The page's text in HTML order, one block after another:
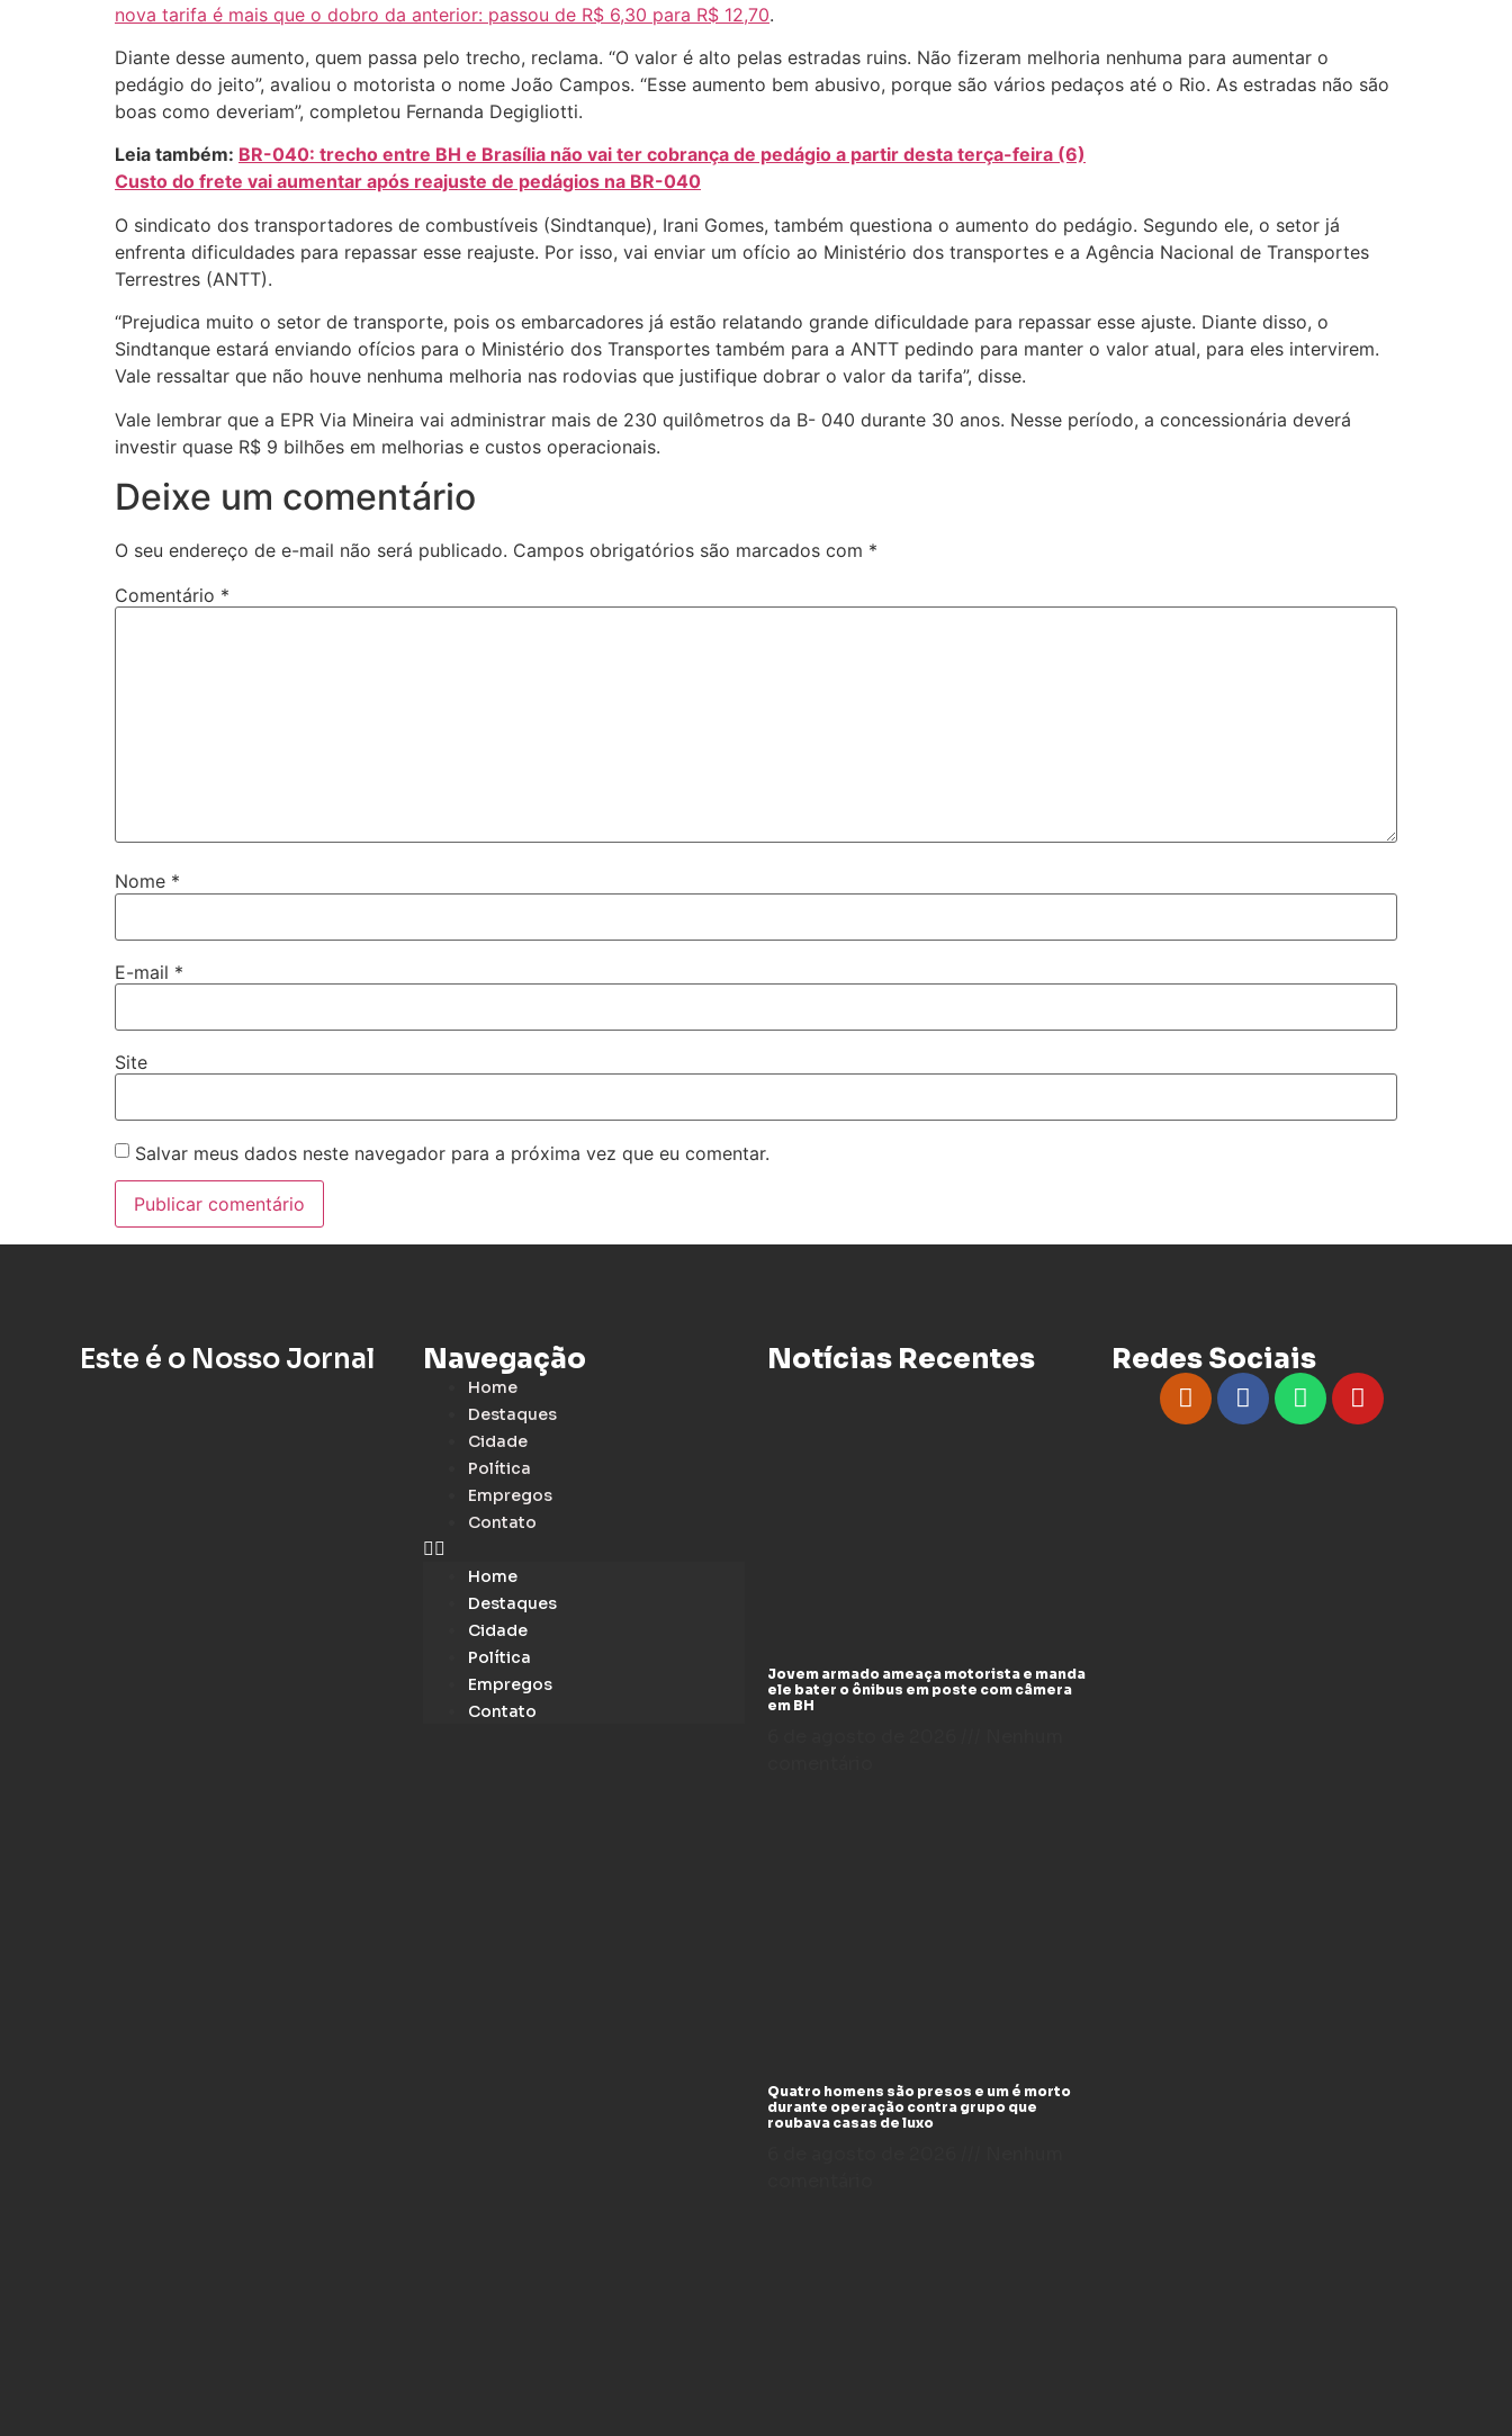
nova tarifa é mais que o dobro da anterior: passou de R$ 6,30 para R$ 12,70.
Diante desse aumento, quem passa pelo trecho, reclama. “O valor é alto pelas estradas ruins. Não fizeram melhoria nenhuma para aumentar o
pedágio do jeito”, avaliou o motorista o nome João Campos. “Esse aumento bem abusivo, porque são vários pedaços até o Rio. As estradas não são
boas como deveriam”, completou Fernanda Degigliotti.
Leia também: BR-040: trecho entre BH e Brasília não vai ter cobrança de pedágio a partir desta terça-feira (6)
Custo do frete vai aumentar após reajuste de pedágios na BR-040
O sindicato dos transportadores de combustíveis (Sindtanque), Irani Gomes, também questiona o aumento do pedágio. Segundo ele, o setor já
enfrenta dificuldades para repassar esse reajuste. Por isso, vai enviar um ofício ao Ministério dos transportes e a Agência Nacional de Transportes
Terrestres (ANTT).
“Prejudica muito o setor de transporte, pois os embarcadores já estão relatando grande dificuldade para repassar esse ajuste. Diante disso, o
Sindtanque estará enviando ofícios para o Ministério dos Transportes também para a ANTT pedindo para manter o valor atual, para eles intervirem.
Vale ressaltar que não houve nenhuma melhoria nas rodovias que justifique dobrar o valor da tarifa”, disse.
Vale lembrar que a EPR Via Mineira vai administrar mais de 230 quilômetros da B- 040 durante 30 anos. Nesse período, a concessionária deverá
investir quase R$ 9 bilhões em melhorias e custos operacionais.
Deixe um comentário
O seu endereço de e-mail não será publicado. Campos obrigatórios são marcados com *
Comentário *
Nome *
E-mail *
Site
Salvar meus dados neste navegador para a próxima vez que eu comentar.
Este é o Nosso Jornal Navegação
Home
Destaques
Cidade
Política
Empregos
Contato
Home
Destaques
Cidade
Política
Empregos
Contato
Notícias Recentes
Jovem armado ameaça motorista e manda
ele bater o ônibus em poste com câmera
em BH
Quatro homens são presos e um é morto
durante operação contra grupo que
roubava casas de luxo
Redes Sociais